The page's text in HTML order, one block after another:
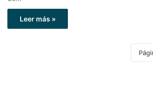
Leer más »